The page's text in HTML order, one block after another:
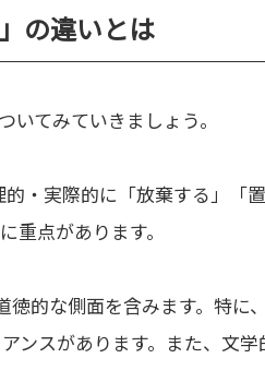
の違いとは
いてみていきましょう。
・実際的に「放棄する」「
重点があります。
徳的な側面を含みます。特に
ンスがあります。また、文